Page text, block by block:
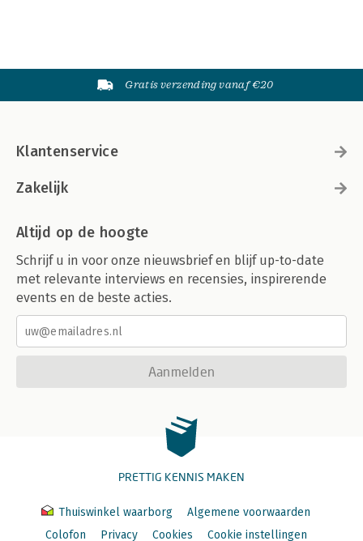
Gratis verzending vanaf €20
Klantenservice
Zakelijk
Altijd op de hoogte
Schrijf u in voor onze nieuwsbrief en blijf up-to-date
met relevante interviews en recensies, inspirerende
events en de beste acties.
Aanmelden
PRETTIG KENNIS MAKEN
Thuiswinkel waarborg
Algemene voorwaarden
Colofon
Privacy Cookies Cookie instellingen